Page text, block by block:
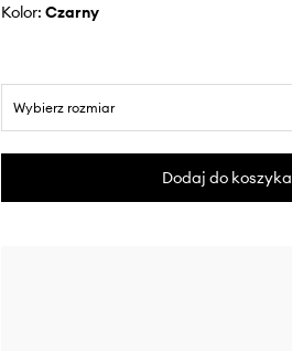
Kolor: czarny
Wybierz rozmiar
Dodaj do koszyka